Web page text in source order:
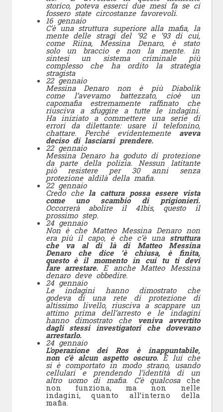
storico, poteva esserci due mesi fa se ci
fossero state circostanze favorevoli.
16 gennaio
C’è una struttura superiore alla mafia, la
mente delle stragi del ’92 e ’93 di cui,
come Riina, Messina Denaro, è stato
solo un braccio e non la mente. in
sintesi un sistema criminale più
complesso che ha ordito la strategia
stragista
22 gennaio
Messina Denaro non è più Diabolik
come l’avevamo battezzato, cioè un
capomafia estremamente raffinato che
riusciva a sfuggire a tutte le indagini.
Ha iniziato a commettere una serie di
errori da dilettante: usare il telefonino,
chattare. Perché evidentemente aveva
deciso di lasciarsi prendere.
22 gennaio
Messina Denaro ha goduto di protezione
da parte della polizia. Nessun latitante
piò resistere per 30 anni senza
protezione aldilà della mafia.
22 gennaio
Credo che la cattura possa essere vista
come uno scambio di prigionieri.
Occorrerà abolire il 41bis, questo il
prossimo step.
24 gennaio
Non è che Matteo Messina Denaro non
era più il capo, è che c’è una struttura
che va al di là di Matteo Messina
Denaro che dice ‘è chiusa, è finita,
questo è il momento in cui tu ti devi
fare arrestare.E anche Matteo Messina
denaro deve obbedire.
24 gennaio
Le indagini hanno dimostrato che
godeva di una rete di protezione di
altissimo livello, riusciva a scappare un
attimo prima dell’arresto e le indagini
hanno dimostrato che veniva avvertito
dagli stessi investigatori che dovevano
arrestarlo.
24 gennaio
L’operazione dei Ros è inappuntabile,
non c’è alcun aspetto oscuro.È lui che
si è comportato in modo strano, usando
cellulari e prendendo l’identità di un
altro uomo di mafia. C’è qualcosache
non funziona, ma non nelle
indagini, quanto all’interno della
mafia.